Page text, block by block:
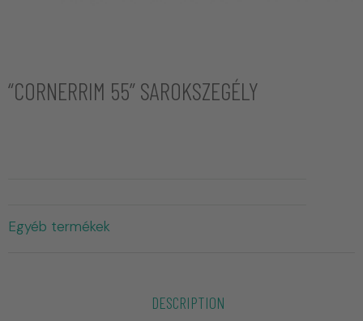
“CORNERRIM 55” SAROKSZEGÉLY
Egyéb termékek
DESCRIPTION